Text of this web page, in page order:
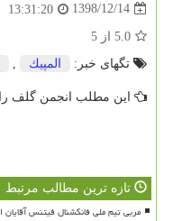
1398/12/14
13:31:20
5.0 از 5
تگهای خبر:
المپیك
این مطلب انجمن گلف
تازه ترین مطالب مرتبط